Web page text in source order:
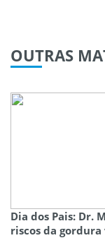
OUTRAS
Dia dos Pais: Dr.
riscos da